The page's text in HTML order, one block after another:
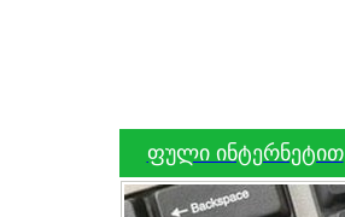
ფული ინტერნეტით